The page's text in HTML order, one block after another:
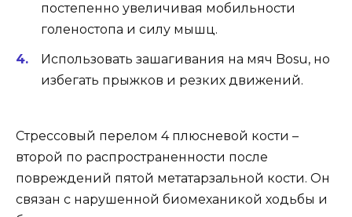
постепенно увеличивая мобильности
голеностопа и силу мышц.
Использовать зашагивания на мяч Bosu, но
избегать прыжков и резких движений.
Стрессовый перелом 4 плюсневой кости –
второй по распространенности после
повреждений пятой метатарзальной кости. Он
связан с нарушенной биомеханикой ходьбы и